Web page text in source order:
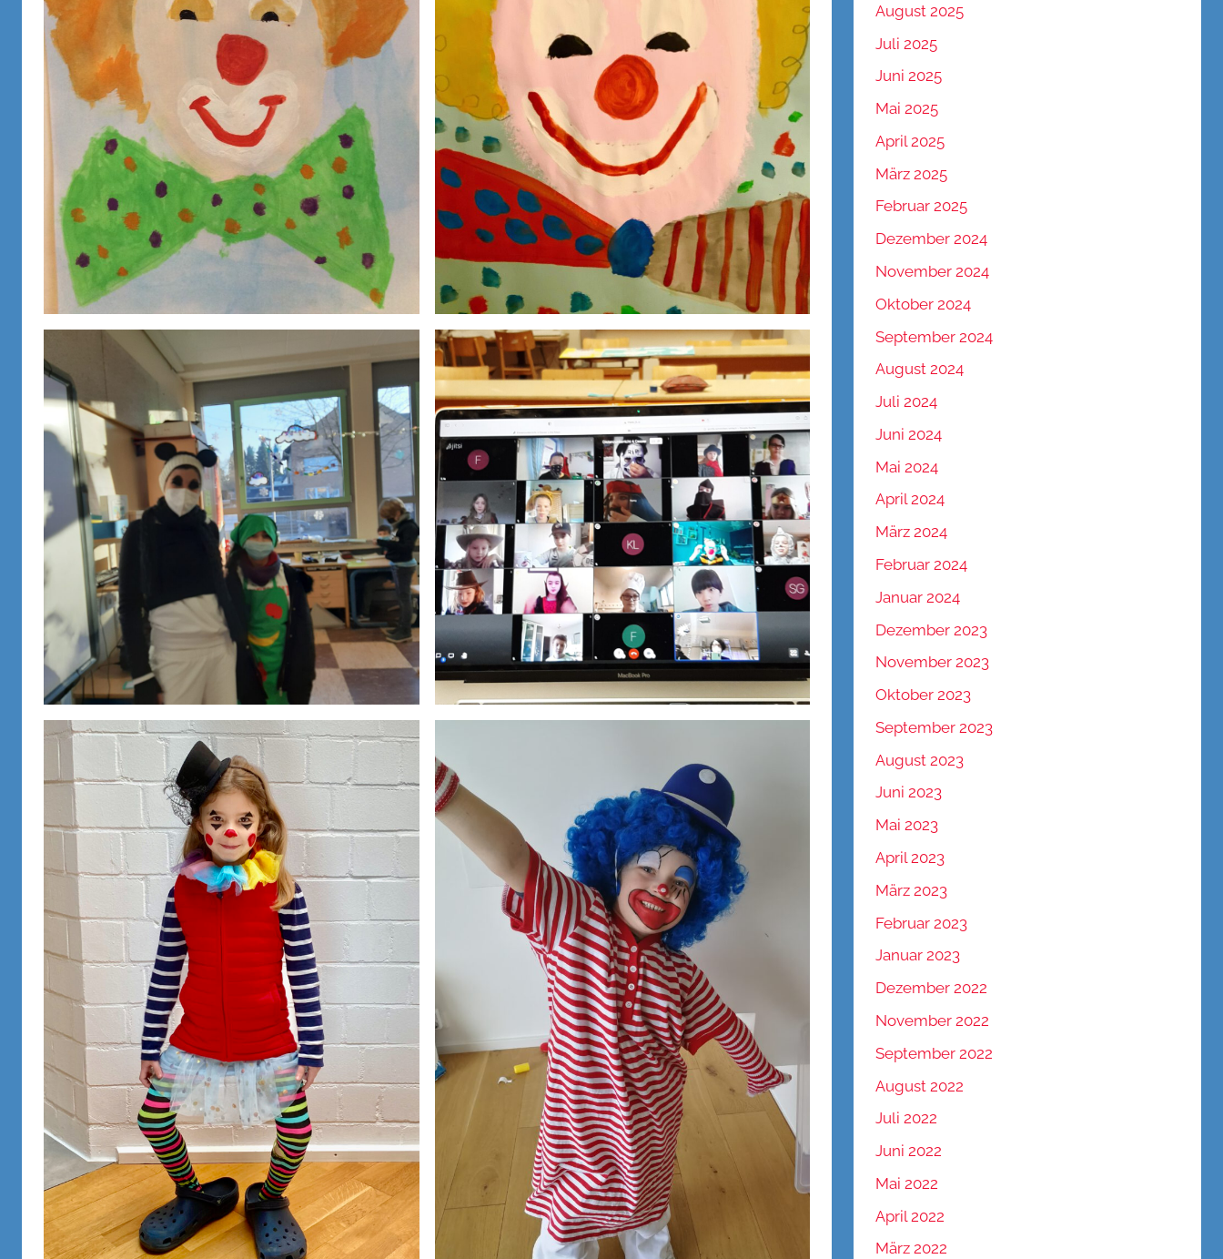
August 2025
Juli 2025
Juni 2025
Mai 2025
April 2025
März 2025
Februar 2025
Dezember 2024
November 2024
Oktober 2024
September 2024
August 2024
Juli 2024
Juni 2024
Mai 2024
April 2024
März 2024
Februar 2024
Januar 2024
Dezember 2023
November 2023
Oktober 2023
September 2023
August 2023
Juni 2023
Mai 2023
April 2023
März 2023
Februar 2023
Januar 2023
Dezember 2022
November 2022
September 2022
August 2022
Juli 2022
Juni 2022
Mai 2022
April 2022
März 2022